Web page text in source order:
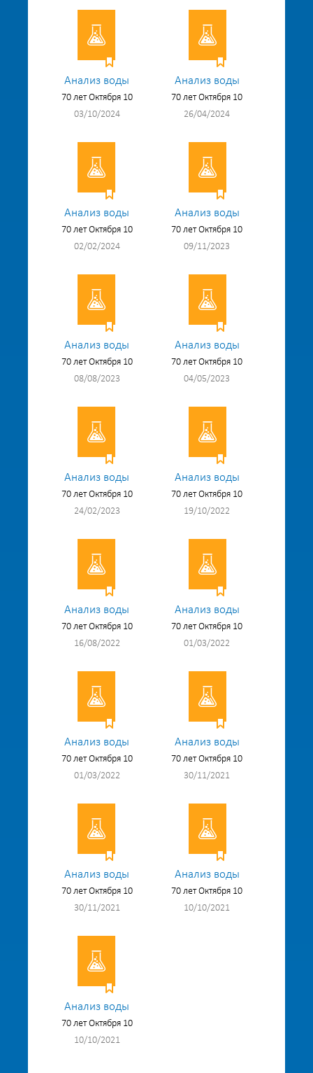
Анализ воды
70 лет Октября 10
03/10/2024
Анализ воды
70 лет Октября 10
26/04/2024
Анализ воды
70 лет Октября 10
02/02/2024
Анализ воды
70 лет Октября 10
09/11/2023
Анализ воды
70 лет Октября 10
08/08/2023
Анализ воды
70 лет Октября 10
04/05/2023
Анализ воды
70 лет Октября 10
24/02/2023
Анализ воды
70 лет Октября 10
19/10/2022
Анализ воды
70 лет Октября 10
16/08/2022
Анализ воды
70 лет Октября 10
01/03/2022
Анализ воды
70 лет Октября 10
01/03/2022
Анализ воды
70 лет Октября 10
30/11/2021
Анализ воды
70 лет Октября 10
30/11/2021
Анализ воды
70 лет Октября 10
10/10/2021
Анализ воды
70 лет Октября 10
10/10/2021